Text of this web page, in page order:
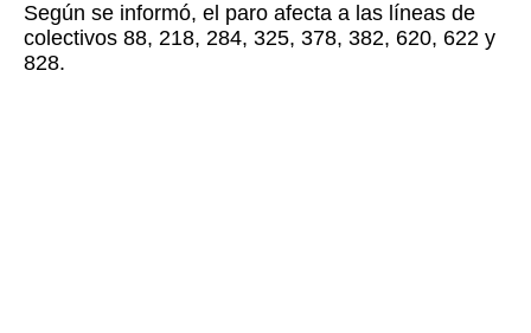
Según se informó, el paro afecta a las líneas de
colectivos 88, 218, 284, 325, 378, 382, 620, 622 y
828.